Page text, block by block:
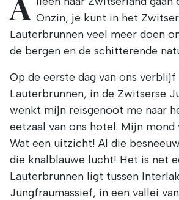
Onzin, je kunt in het
Lauterbrunnen veel meer doen
de bergen en de schitterende
Op de eerste dag van ons verblijf
Lauterbrunnen, in de Zwitserse
wenkt mijn reisgenoot me naar
eetzaal van ons hotel. Mijn mond
Wat een uitzicht! Al die
die knalblauwe lucht! Het is net
Lauterbrunnen ligt tussen
Jungfraumassief, in een vallei van